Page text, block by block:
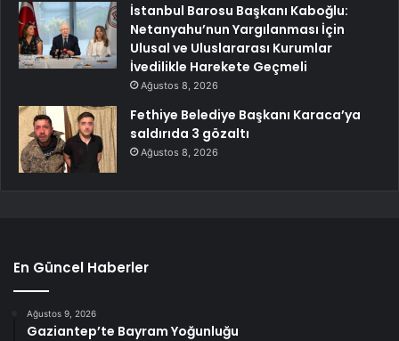
İstanbul Barosu Başkanı Kaboğlu:
Netanyahu’nun Yargılanması İçin
Ulusal ve Uluslararası Kurumlar
İvedilikle Harekete Geçmeli
Ağustos 8, 2026
Fethiye Belediye Başkanı Karaca’ya
saldırıda 3 gözaltı
Ağustos 8, 2026
En Güncel Haberler
Ağustos 9, 2026
Gaziantep’te Bayram Yoğunluğu